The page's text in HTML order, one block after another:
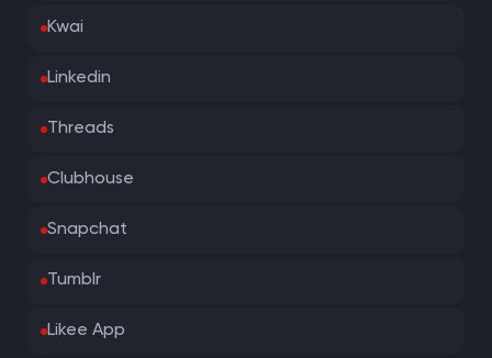
Kwai
Linkedin
Threads
Clubhouse
Snapchat
Tumblr
Likee App